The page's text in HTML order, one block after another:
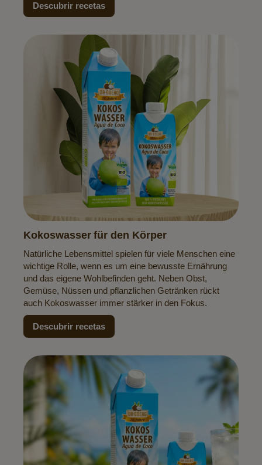
Descubrir recetas
Kokoswasser für den Körper
Natürliche Lebensmittel spielen für viele Menschen eine
wichtige Rolle, wenn es um eine bewusste Ernährung
und das eigene Wohlbefinden geht. Neben Obst,
Gemüse, Nüssen und pflanzlichen Getränken rückt
auch Kokoswasser immer stärker in den Fokus.
Descubrir recetas